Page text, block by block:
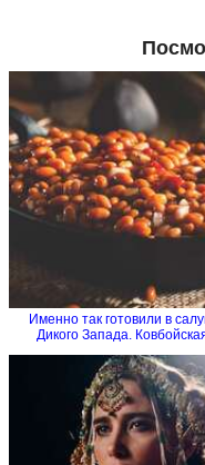
Именно так готовили в
Дикого Запада.